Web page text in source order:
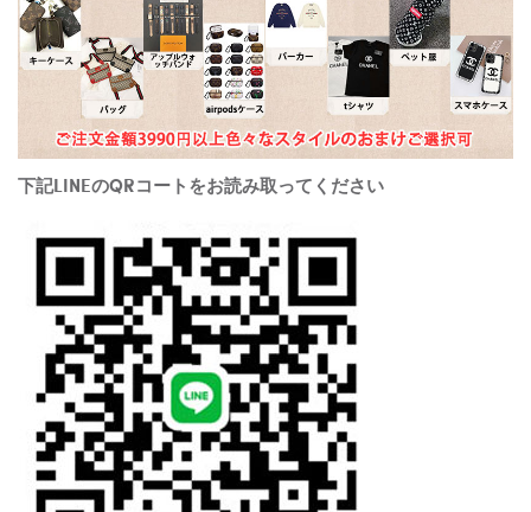
下記LINEのQRコートをお読み取ってください